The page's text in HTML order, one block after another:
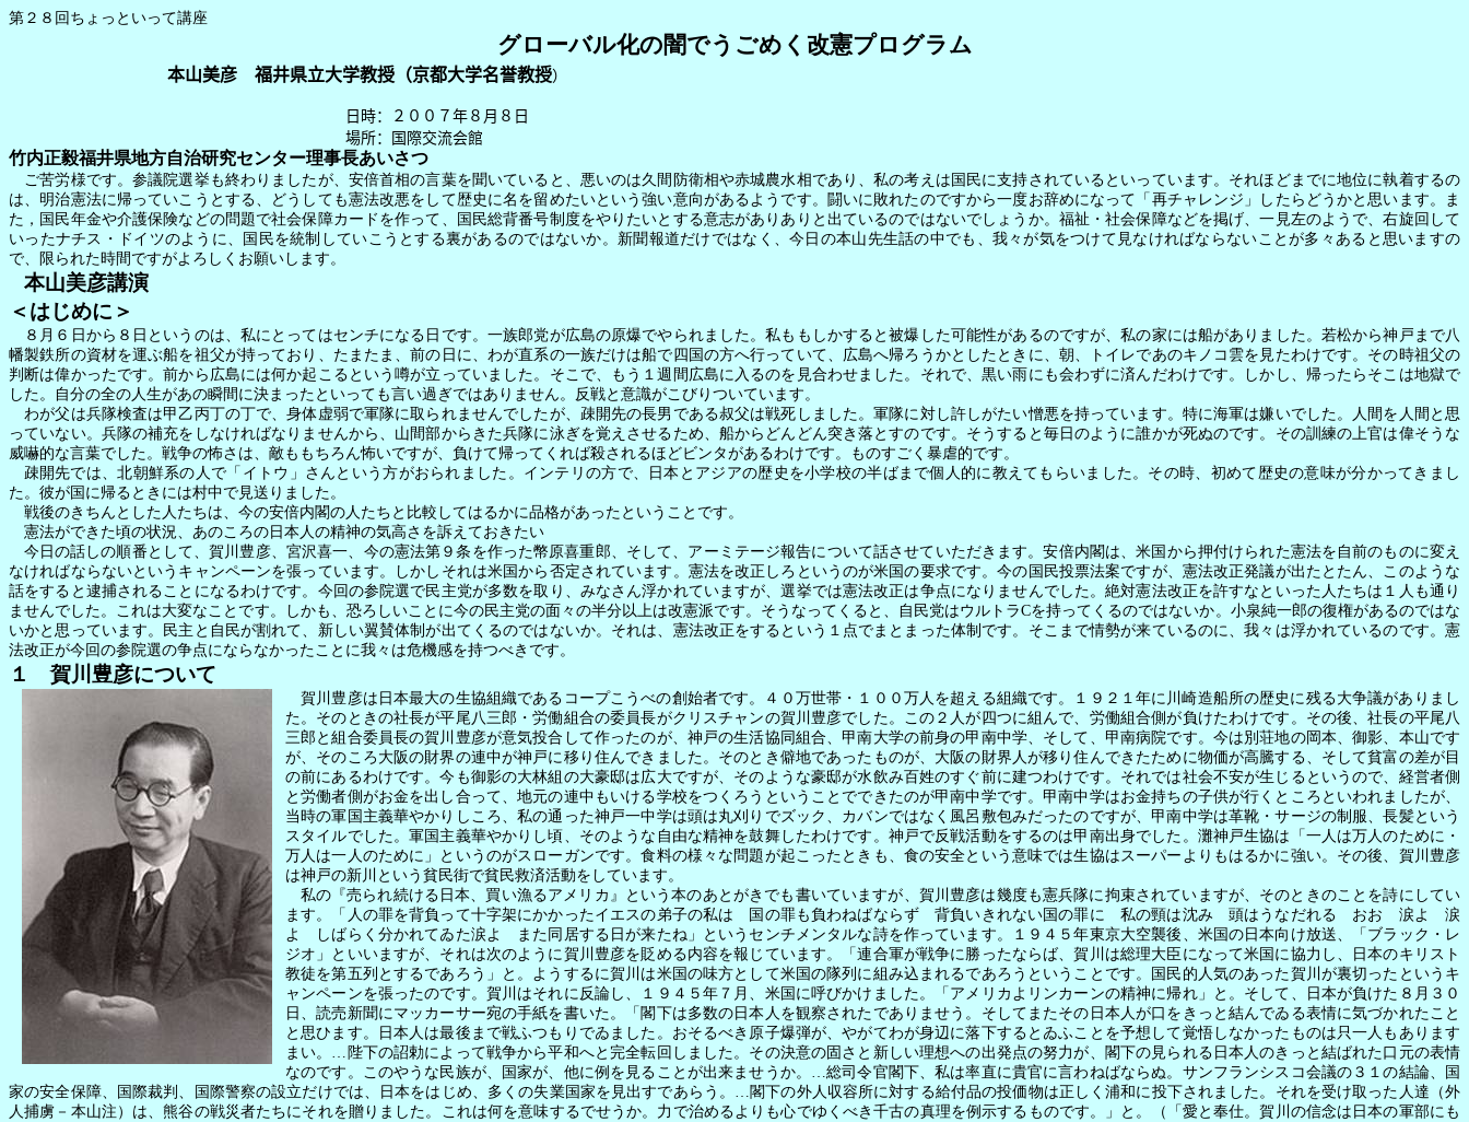
第２８回ちょっといって講座
グローバル化の闇でうごめく改憲プログラム
本山美彦 福井県立大学教授（京都大学名誉教授）
日時：２００７年８月８日
場所：国際交流会館
竹内正毅福井県地方自治研究センター理事長あいさつ
ご苦労様です。参議院選挙も終わりましたが、安倍首相の言葉を聞いていると、悪いのは久間防衛相や赤城農水相であり、私の考えは国民に支持されているといっています。それほどまでに地位に執着するの
は、明治憲法に帰っていこうとする、どうしても憲法改悪をして歴史に名を留めたいという強い意向があるようです。闘いに敗れたのですから一度お辞めになって「再チャレンジ」したらどうかと思います。ま
た，国民年金や介護保険などの問題で社会保障カードを作って、国民総背番号制度をやりたいとする意志がありありと出ているのではないでしょうか。福祉・社会保障などを掲げ、一見左のようで、右旋回して
いったナチス・ドイツのように、国民を統制していこうとする裏があるのではないか。新聞報道だけではなく、今日の本山先生話の中でも、我々が気をつけて見なければならないことが多々あると思いますの
で、限られた時間ですがよろしくお願いします。
本山美彦講演
＜はじめに＞
８月６日から８日というのは、私にとってはセンチになる日です。一族郎党が広島の原爆でやられました。私ももしかすると被爆した可能性があるのですが、私の家には船がありました。若松から神戸まで八
幡製鉄所の資材を運ぶ船を祖父が持っており、たまたま、前の日に、わが直系の一族だけは船で四国の方へ行っていて、広島へ帰ろうかとしたときに、朝、トイレであのキノコ雲を見たわけです。その時祖父の
判断は偉かったです。前から広島には何か起こるという噂が立っていました。そこで、もう１週間広島に入るのを見合わせました。それで、黒い雨にも会わずに済んだわけです。しかし、帰ったらそこは地獄で
した。自分の全の人生があの瞬間に決まったといっても言い過ぎではありません。反戦と意識がこびりついています。
わが父は兵隊検査は甲乙丙丁の丁で、身体虚弱で軍隊に取られませんでしたが、疎開先の長男である叔父は戦死しました。軍隊に対し許しがたい憎悪を持っています。特に海軍は嫌いでした。人間を人間と思
っていない。兵隊の補充をしなければなりませんから、山間部からきた兵隊に泳ぎを覚えさせるため、船からどんどん突き落とすのです。そうすると毎日のように誰かが死ぬのです。その訓練の上官は偉そうな
威嚇的な言葉でした。戦争の怖さは、敵ももちろん怖いですが、負けて帰ってくれば殺されるほどビンタがあるわけです。ものすごく暴虐的です。
疎開先では、北朝鮮系の人で「イトウ」さんという方がおられました。インテリの方で、日本とアジアの歴史を小学校の半ばまで個人的に教えてもらいました。その時、初めて歴史の意味が分かってきまし
た。彼が国に帰るときには村中で見送りました。
戦後のきちんとした人たちは、今の安倍内閣の人たちと比較してはるかに品格があったということです。
憲法ができた頃の状況、あのころの日本人の精神の気高さを訴えておきたい
今日の話しの順番として、賀川豊彦、宮沢喜一、今の憲法第９条を作った幣原喜重郎、そして、アーミテージ報告について話させていただきます。安倍内閣は、米国から押付けられた憲法を自前のものに変え
なければならないというキャンペーンを張っています。しかしそれは米国から否定されています。憲法を改正しろというのが米国の要求です。今の国民投票法案ですが、憲法改正発議が出たとたん、このような
話をすると逮捕されることになるわけです。今回の参院選で民主党が多数を取り、みなさん浮かれていますが、選挙では憲法改正は争点になりませんでした。絶対憲法改正を許すなといった人たちは１人も通り
ませんでした。これは大変なことです。しかも、恐ろしいことに今の民主党の面々の半分以上は改憲派です。そうなってくると、自民党はウルトラCを持ってくるのではないか。小泉純一郎の復権があるのではな
いかと思っています。民主と自民が割れて、新しい翼賛体制が出てくるのではないか。それは、憲法改正をするという１点でまとまった体制です。そこまで情勢が来ているのに、我々は浮かれているのです。憲
法改正が今回の参院選の争点にならなかったことに我々は危機感を持つべきです。
１ 賀川豊彦について
賀川豊彦は日本最大の生協組織であるコープこうべの創始者です。４０万世帯・１００万人を超える組織です。１９２１年に川崎造船所の歴史に残る大争議がありまし
た。そのときの社長が平尾八三郎・労働組合の委員長がクリスチャンの賀川豊彦でした。この２人が四つに組んで、労働組合側が負けたわけです。その後、社長の平尾八
三郎と組合委員長の賀川豊彦が意気投合して作ったのが、神戸の生活協同組合、甲南大学の前身の甲南中学、そして、甲南病院です。今は別荘地の岡本、御影、本山です
が、そのころ大阪の財界の連中が神戸に移り住んできました。そのとき僻地であったものが、大阪の財界人が移り住んできたために物価が高騰する、そして貧富の差が目
の前にあるわけです。今も御影の大林組の大豪邸は広大ですが、そのような豪邸が水飲み百姓のすぐ前に建つわけです。それでは社会不安が生じるというので、経営者側
と労働者側がお金を出し合って、地元の連中もいける学校をつくろうということでできたのが甲南中学です。甲南中学はお金持ちの子供が行くところといわれましたが、
当時の軍国主義華やかりしころ、私の通った神戸一中学は頭は丸刈りでズック、カバンではなく風呂敷包みだったのですが、甲南中学は革靴・サージの制服、長髪という
スタイルでした。軍国主義華やかりし頃、そのような自由な精神を鼓舞したわけです。神戸で反戦活動をするのは甲南出身でした。灘神戸生協は「一人は万人のために・
万人は一人のために」というのがスローガンです。食料の様々な問題が起こったときも、食の安全という意味では生協はスーパーよりもはるかに強い。その後、賀川豊彦
は神戸の新川という貧民街で貧民救済活動をしています。
私の『売られ続ける日本、買い漁るアメリカ』という本のあとがきでも書いていますが、賀川豊彦は幾度も憲兵隊に拘束されていますが、そのときのことを詩にしてい
ます。「人の罪を背負って十字架にかかったイエスの弟子の私は 国の罪も負わねばならず 背負いきれない国の罪に 私の頸は沈み 頭はうなだれる おお 涙よ 涙
よ しばらく分かれてゐた涙よ また同居する日が来たね」というセンチメンタルな詩を作っています。１９４５年東京大空襲後、米国の日本向け放送、「ブラック・レ
ジオ」といいますが、それは次のように賀川豊彦を貶める内容を報じています。「連合軍が戦争に勝ったならば、賀川は総理大臣になって米国に協力し、日本のキリスト
教徒を第五列とするであろう」と。ようするに賀川は米国の味方として米国の隊列に組み込まれるであろうということです。国民的人気のあった賀川が裏切ったというキ
ャンペーンを張ったのです。賀川はそれに反論し、１９４５年７月、米国に呼びかけました。「アメリカよリンカーンの精神に帰れ」と。そして、日本が負けた８月３０
日、読売新聞にマッカーサー宛の手紙を書いた。「閣下は多数の日本人を観察されたでありませう。そしてまたその日本人が口をきっと結んでゐる表情に気づかれたこと
と思ひます。日本人は最後まで戦ふつもりでゐました。おそるべき原子爆弾が、やがてわが身辺に落下するとゐふことを予想して覚悟しなかったものは只一人もあります
まい。…陛下の詔勅によって戦争から平和へと完全転回しました。その決意の固さと新しい理想への出発点の努力が、閣下の見られる日本人のきっと結ばれた口元の表情
なのです。このやうな民族が、国家が、他に例を見ることが出来ませうか。…総司令官閣下、私は率直に貴官に言わねばならぬ。サンフランシスコ会議の３１の結論、国
家の安全保障、国際裁判、国際警察の設立だけでは、日本をはじめ、多くの失業国家を見出すであらう。…閣下の外人収容所に対する給付品の投価物は正しく浦和に投下されました。それを受け取った人達（外
人捕虜－本山注）は、熊谷の戦災者たちにそれを贈りました。これは何を意味するでせうか。力で治めるよりも心でゆくべき千古の真理を例示するものです。」と。（「愛と奉仕。賀川の信念は日本の軍部にも